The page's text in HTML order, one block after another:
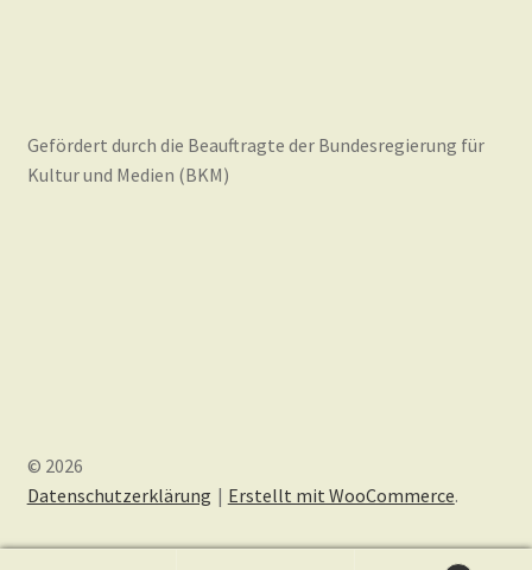
Gefördert durch die Beauftragte der Bundesregierung für
Kultur und Medien (BKM)
© 2026
Datenschutzerklärung
Erstellt mit WooCommerce.